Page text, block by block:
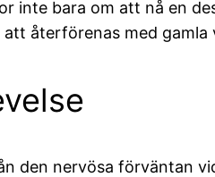
inte bara om att nå en
återförenas med
den nervösa förväntan